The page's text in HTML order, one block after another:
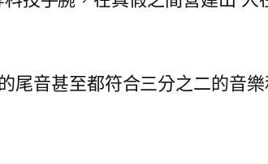
尾音甚至都符合三分之二的音樂